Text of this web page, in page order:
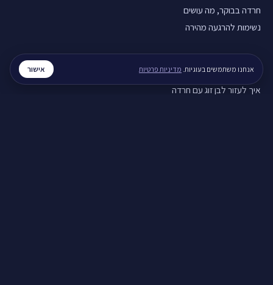
חרדה בבוקר, מה עושים
נשימות להרגעה מהירה
מערכות יחסים
איך לעזור לבן זוג עם חרדה
אנחנו משתמשים בעוגיות. מדיניות פרטיות אישור